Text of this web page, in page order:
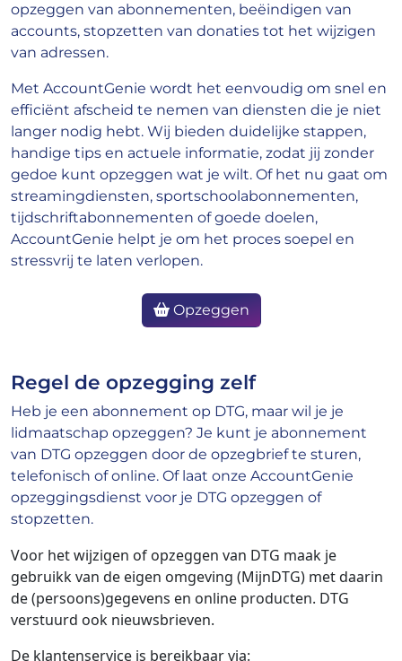
opzeggen van abonnementen, beëindigen van
accounts, stopzetten van donaties tot het wijzigen
van adressen.
Met AccountGenie wordt het eenvoudig om snel en
efficiënt afscheid te nemen van diensten die je niet
langer nodig hebt. Wij bieden duidelijke stappen,
handige tips en actuele informatie, zodat jij zonder
gedoe kunt opzeggen wat je wilt. Of het nu gaat om
streamingdiensten, sportschoolabonnementen,
tijdschriftabonnementen of goede doelen,
AccountGenie helpt je om het proces soepel en
stressvrij te laten verlopen.
Opzeggen
Regel de opzegging zelf
Heb je een abonnement op DTG, maar wil je je
lidmaatschap opzeggen? Je kunt je abonnement
van DTG opzeggen door de opzegbrief te sturen,
telefonisch of online. Of laat onze AccountGenie
opzeggingsdienst voor je DTG opzeggen of
stopzetten.
Voor het wijzigen of opzeggen van DTG maak je
gebruikk van de eigen omgeving (MijnDTG) met daarin
de (persoons)gegevens en online producten. DTG
verstuurd ook nieuwsbrieven.
De klantenservice is bereikbaar via: